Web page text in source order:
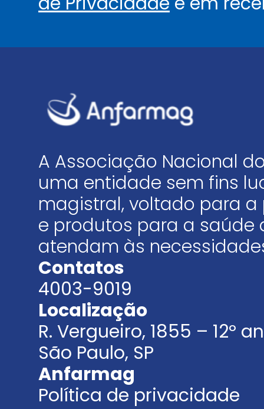
A Associação Nacional
uma entidade sem fins
magistral, voltado para
e produtos para a saúde
atendam às
Contatos
4003-9019
Localização
R. Vergueiro, 1855 – 12º
São Paulo, SP
Anfarmag
Política de privacidade